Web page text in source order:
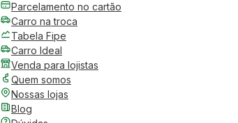
Parcelamento no cartão
Carro na troca
Tabela Fipe
Carro Ideal
Venda para lojistas
Quem somos
Nossas lojas
Blog